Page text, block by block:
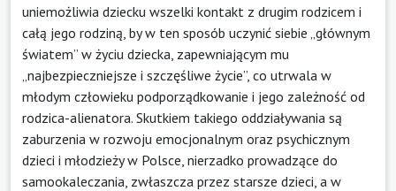
uniemożliwia dziecku wszelki kontakt z drugim rodzicem i
całą jego rodziną, by w ten sposób uczynić siebie „głównym
światem” w życiu dziecka, zapewniającym mu
„najbezpieczniejsze i szczęśliwe życie”, co utrwala w
młodym człowieku podporządkowanie i jego zależność od
rodzica-alienatora. Skutkiem takiego oddziaływania są
zaburzenia w rozwoju emocjonalnym oraz psychicznym
dzieci i młodzieży w Polsce, nierzadko prowadzące do
samookaleczania, zwłaszcza przez starsze dzieci, a w